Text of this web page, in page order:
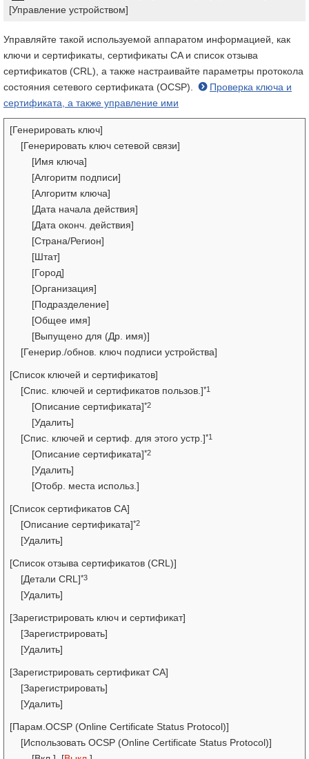
[Управление устройством]
Управляйте такой используемой аппаратом информацией, как
ключи и сертификаты, сертификаты CA и список отзыва
сертификатов (CRL), а также настраивайте параметры протокола
состояния сетевого сертификата (OCSP).
Проверка ключа и
сертификата, а также управление ими
[Генерировать ключ]
[Генерировать ключ сетевой связи]
[Имя ключа]
[Алгоритм подписи]
[Алгоритм ключа]
[Дата начала действия]
[Дата оконч. действия]
[Страна/Регион]
[Штат]
[Город]
[Организация]
[Подразделение]
[Общее имя]
[Выпущено для (Др. имя)]
[Генерир./обнов. ключ подписи устройства]
[Список ключей и сертификатов]
[Спис. ключей и сертификатов пользов.]*1
[Описание сертификата]*2
[Удалить]
[Спис. ключей и сертиф. для этого устр.]*1
[Описание сертификата]*2
[Удалить]
[Отобр. места использ.]
[Список сертификатов СА]
[Описание сертификата]*2
[Удалить]
[Список отзыва сертификатов (CRL)]
[Детали CRL]*3
[Удалить]
[Зарегистрировать ключ и сертификат]
[Зарегистрировать]
[Удалить]
[Зарегистрировать сертификат СА]
[Зарегистрировать]
[Удалить]
[Парам.OCSP (Online Certificate Status Protocol)]
[Использовать OCSP (Online Certificate Status Protocol)]